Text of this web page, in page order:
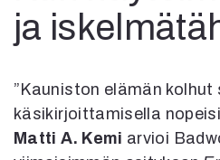
In
4/
ja
”Kauniston elämän
käsikirjoittamisella
Matti A. Kemi arvioi